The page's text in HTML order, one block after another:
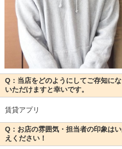
Q：当店をどのようにしてご存知に
いただけますと幸いです。
賃貸アプリ
Q：お店の雰囲気・担当者の印象は
えください！